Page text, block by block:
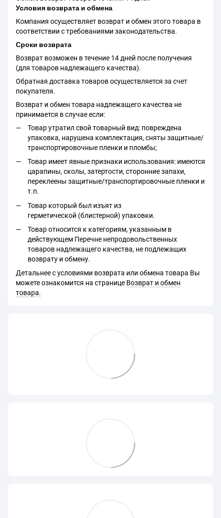
Условия возврата и обмена
Компания осуществляет возврат и обмен этого товара в
соответствии с требованиями законодательства.
Сроки возврата
Возврат возможен в течение 14 дней после получения
(для товаров надлежащего качества).
Обратная доставка товаров осуществляется за счет
покупателя.
Возврат и обмен товара надлежащего качества не
принимается в случае если:
Товар утратил свой товарный вид: повреждена
упаковка, нарушена комплектация, сняты защитные/
транспортировочные пленки и пломбы;
Товар имеет явные признаки использования: имеются
царапины, сколы, затертости, сторонние запахи,
переклеены защитные/транспортировочные пленки и
т.п.
Товар который был изъят из
герметической (блистерной) упаковки.
Товар относится к категориям, указанным в
действующем Перечне непродовольственных
товаров надлежащего качества, не подлежащих
возврату и обмену.
Детальнее с условиями возврата или обмена товара Вы
можете ознакомится на странице Возврат и обмен
товара.